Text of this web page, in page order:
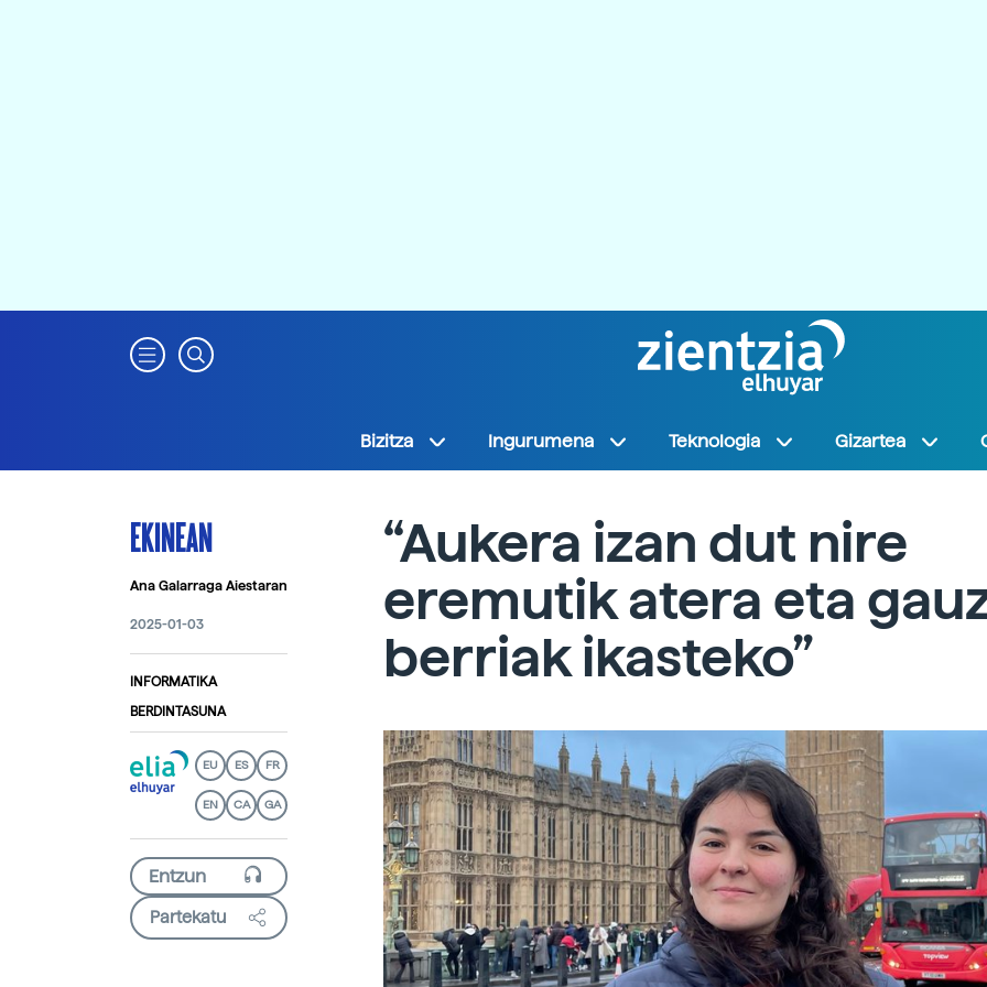
Bizitza Ingurumena Teknologia Gizartea
EKINEAN
Ana Galarraga Aiestaran
2025-01-03
INFORMATIKA
BERDINTASUNA
EU ES FR
EN CA GA
Partekatu
“Aukera izan dut nire
eremutik atera eta
berriak ikasteko”